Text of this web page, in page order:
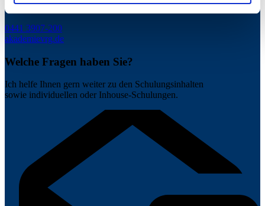
Seminarmanagerin VRG AKADEMIE
0441 3907-200
akademievrg.de
Welche Fragen haben Sie?
Ich helfe Ihnen gern weiter zu den Schulungsinhalten
sowie individuellen oder Inhouse-Schulungen.